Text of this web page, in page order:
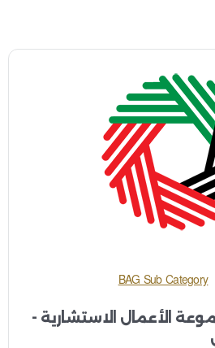
BAG Sub Category
الأعمال الاستشارية -